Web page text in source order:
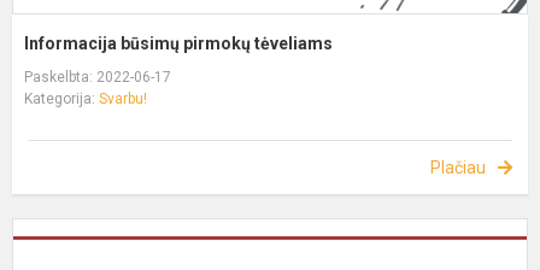
Informacija būsimų pirmokų tėveliams
Paskelbta: 2022-06-17
Kategorija: Svarbu!
Plačiau